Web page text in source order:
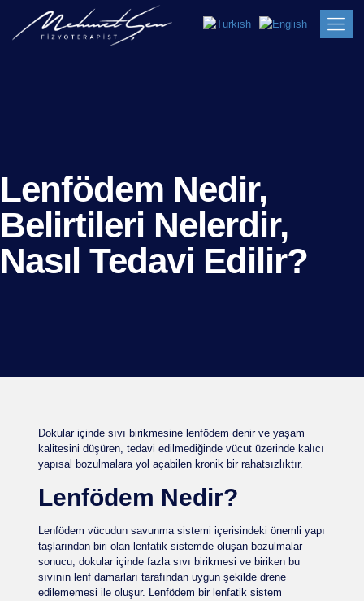
Lenfödem Nedir,
Belirtileri Nelerdir,
Nasıl Tedavi Edilir?
Dokular içinde sıvı birikmesine lenfödem denir ve yaşam
kalitesini düşüren, tedavi edilmediğinde vücut üzerinde kalıcı
yapısal bozulmalara yol açabilen kronik bir rahatsızlıktır.
Lenfödem Nedir?
Lenfödem vücudun savunma sistemi içerisindeki önemli yapı
taşlarından biri olan lenfatik sistemde oluşan bozulmalar
sonucu, dokular içinde fazla sıvı birikmesi ve biriken bu
sıvının lenf damarları tarafından uygun şekilde drene
edilememesi ile oluşur. Lenfödem bir lenfatik sistem